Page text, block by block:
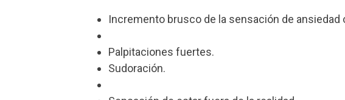
Incremento brusco de la sensación de ansiedad
Palpitaciones fuertes.
Sudoración.